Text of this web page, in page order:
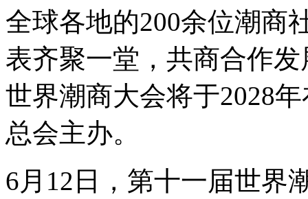
全球各地的200余位潮商
表齐聚一堂，共商合作
世界潮商大会将于2028
总会主办。
6月12日，第十一届世界